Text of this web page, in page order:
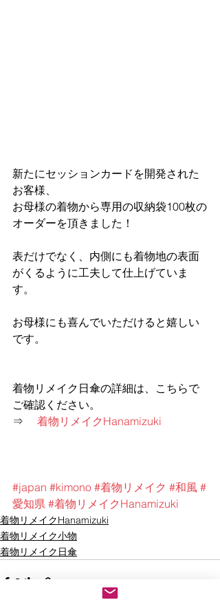
新たにセッションカードを開発された
お客様、
お母様の着物から専用の収納袋100枚の
オーダーを頂きました！
表だけでなく、内側にも着物地の表面
がくるように工夫して仕上げていま
す。
お母様にも喜んでいただけると嬉しい
です。
着物リメイク日傘の詳細は、こちらで
ご確認ください。
⇒ 着物リメイクHanamizuki
#japan #kimono #着物リメイク #和風 #
愛知県 #着物リメイクHanamizuki
着物リメイクHanamizuki
着物リメイク小物
着物リメイク日傘